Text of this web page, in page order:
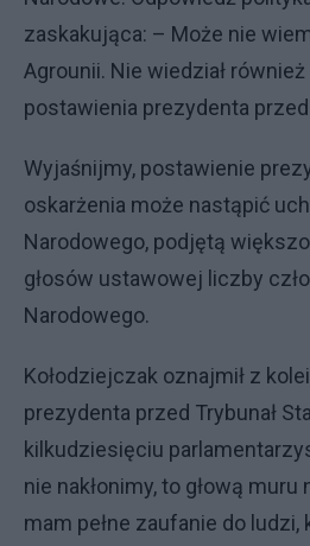
zaskakująca: – Może nie
Agrounii. Nie wiedział
postawienia prezydenta przed
Wyjaśnijmy, postawienie
oskarżenia może nastąpić
Narodowego, podjętą
głosów ustawowej liczby
Narodowego.
Kołodziejczak oznajmił z
prezydenta przed Trybunał
kilkudziesięciu
nie nakłonimy, to głową
mam pełne zaufanie do